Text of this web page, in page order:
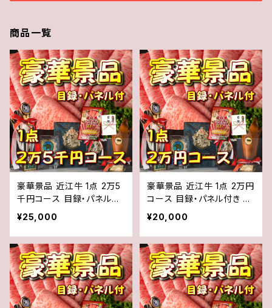
商品一覧
豪華景品 近江牛 1点 2万5
千円コース 目録・パネル付
き ゴルフコンペ 二次会 イ
ベント
¥25,000
豪華景品 近江牛 1点 2万円
コース 目録・パネル付き ゴ
¥20,000